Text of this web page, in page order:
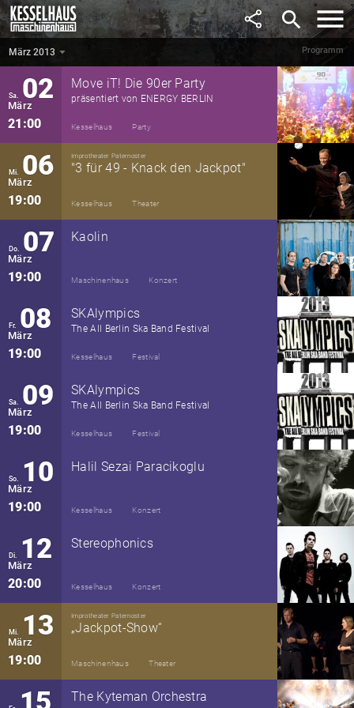
search
Programm
19:00 Maschinenhaus Theater
März 2013
Sa. 02
März
21:00
Move iT! Die 90er Party
präsentiert von ENERGY BERLIN
Kesselhaus Party
Mi. 06
März
19:00
Improtheater Paternoster
"3 für 49 - Knack den Jackpot"
Kesselhaus Theater
Do. 07
März
19:00
Kaolin
Maschinenhaus Konzert
Fr. 08
März
19:00
SKAlympics
The All Berlin Ska Band Festival
Kesselhaus Festival
Sa. 09
März
19:00
SKAlympics
The All Berlin Ska Band Festival
Kesselhaus Festival
So. 10
März
19:00
Halil Sezai Paracikoglu
Kesselhaus Konzert
Di. 12
März
20:00
Stereophonics
Kesselhaus Konzert
Mi. 13
März
19:00
Improtheater Paternoster
„Jackpot-Show“
Maschinenhaus Theater
The Kyteman Orchestra
März 2013 ▼